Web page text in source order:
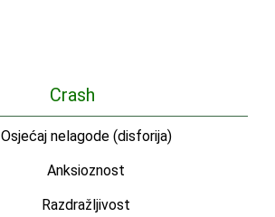
Crash
Osjećaj nelagode (disforija)
Anksioznost
Razdražljivost